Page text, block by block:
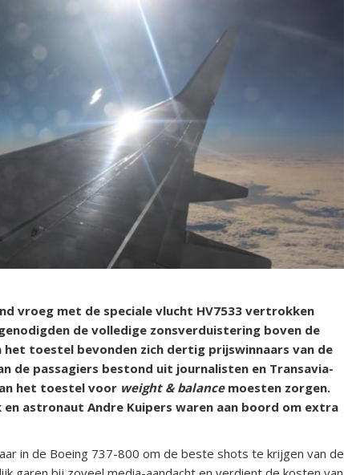
vroeg met de speciale vlucht HV7533 vertrokken
de volledige zonsverduistering boven de
het toestel bevonden zich dertig prijswinnaars van de
de passagiers bestond uit journalisten en Transavia-
het toestel voor weight & balancemoesten zorgen.
astronaut Andre Kuipers waren aan boord om extra
in de Boeing 737-800 om de beste shots te krijgen van de